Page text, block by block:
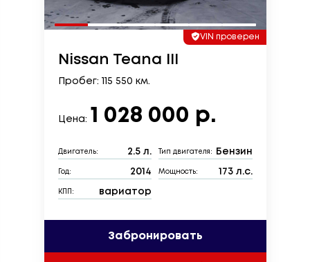
VIN проверен
Nissan Teana III
Пробег: 115 550 км.
Цена: 1 028 000 р.
Двигатель: 2.5 л. Тип двигателя: Бензин
Год: 2014 Мощность: 173 л.с.
КПП: вариатор
Забронировать